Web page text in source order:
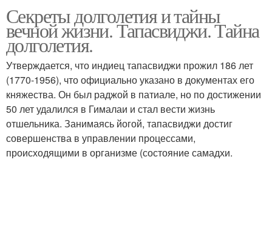
Секреты долголетия и тайны
вечной жизни. Тапасвиджи. Тайна
долголетия.
Утверждается, что индиец тапасвиджи прожил 186 лет
(1770-1956), что официально указано в документах его
княжества. Он был раджой в патиале, но по достижении
50 лет удалился в Гималаи и стал вести жизнь
отшельника. Занимаясь йогой, тапасвиджи достиг
совершенства в управлении процессами,
происходящими в организме (состояние самадхи.